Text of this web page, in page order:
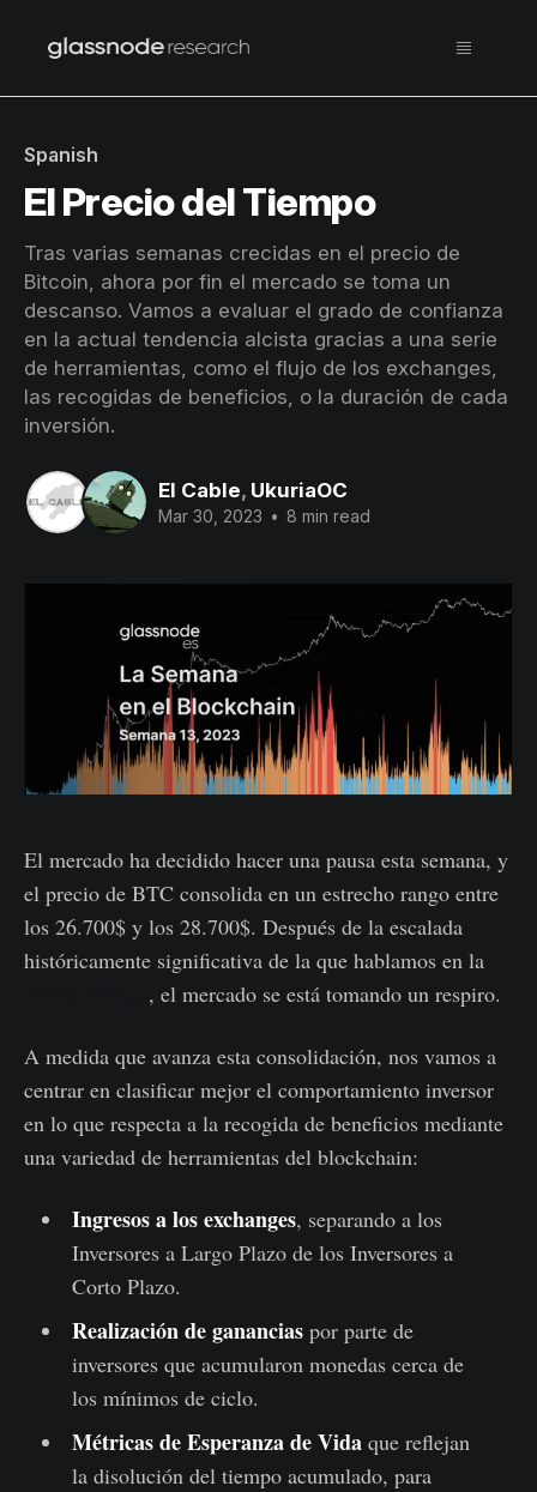
Spanish
El Precio del Tiempo
Tras varias semanas crecidas en el precio de
Bitcoin, ahora por fin el mercado se toma un
descanso. Vamos a evaluar el grado de confianza
en la actual tendencia alcista gracias a una serie
de herramientas, como el flujo de los exchanges,
las recogidas de beneficios, o la duración de cada
inversión.
El Cable, UkuriaOC
Mar 30, 2023 • 8 min read
El mercado ha decidido hacer una pausa esta semana, y
el precio de BTC consolida en un estrecho rango entre
los 26.700$ y los 28.700$. Después de la escalada
históricamente significativa de la que hablamos en la
, el mercado se está tomando un respiro.
A medida que avanza esta consolidación, nos vamos a
centrar en clasificar mejor el comportamiento inversor
en lo que respecta a la recogida de beneficios mediante
una variedad de herramientas del blockchain:
Ingresos a los exchanges, separando a los
Inversores a Largo Plazo de los Inversores a
Corto Plazo.
Realización de gananciaspor parte de
inversores que acumularon monedas cerca de
los mínimos de ciclo.
Métricas de Esperanza de Vidaque reflejan
la disolución del tiempo acumulado, para